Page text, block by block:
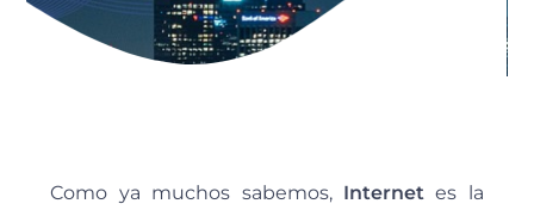
Como ya muchos sabemos, Internetes la